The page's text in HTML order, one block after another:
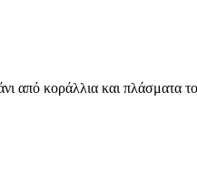
από κοράλλια και